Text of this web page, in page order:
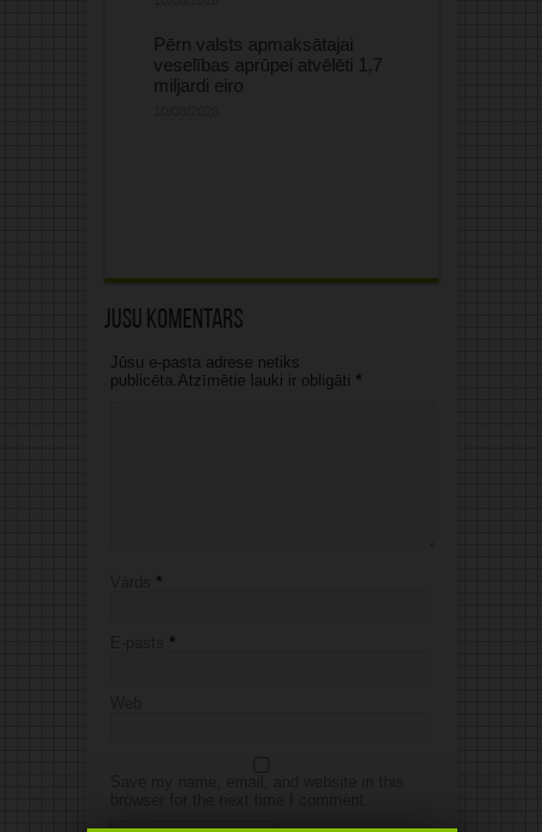
Pērn valsts apmaksātajai
veselības aprūpei atvēlēti 1,7
miljardi eiro
Jūsu komentārs
Jūsu e-pasta adrese netiks
publicēta.Atzīmētie lauki ir obligāti *
*
*